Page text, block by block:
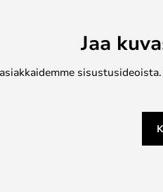
Jaa